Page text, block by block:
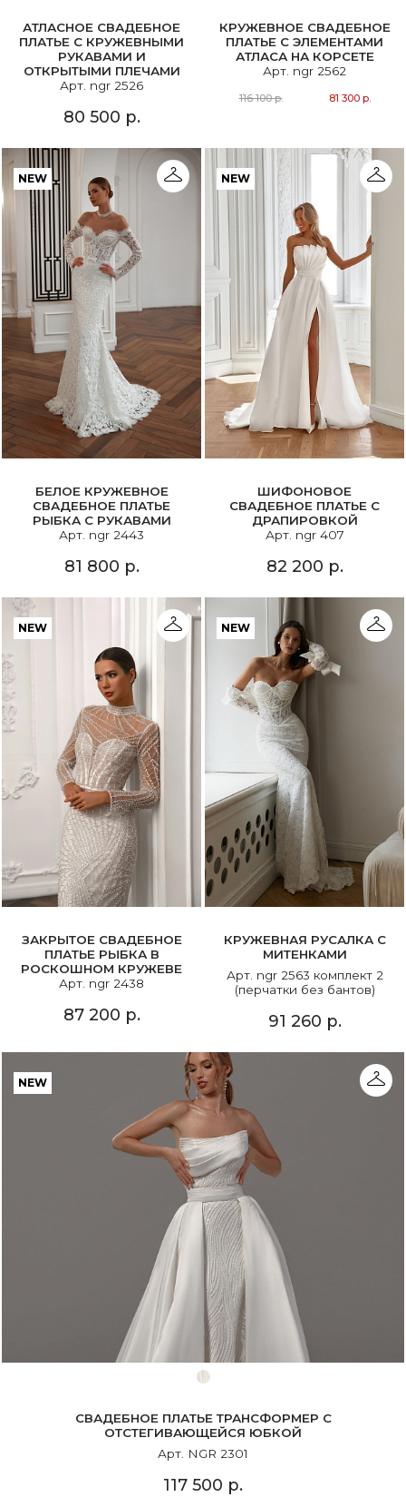
АТЛАСНОЕ СВАДЕБНОЕ
ПЛАТЬЕ С КРУЖЕВНЫМИ
РУКАВАМИ И
ОТКРЫТЫМИ ПЛЕЧАМИ
Арт. ngr 2526
80 500 р.
КРУЖЕВНОЕ СВАДЕБНОЕ
ПЛАТЬЕ С ЭЛЕМЕНТАМИ
АТЛАСА НА КОРСЕТЕ
Арт. ngr 2562
116 100 р. 81 300 р.
NEW
БЕЛОЕ КРУЖЕВНОЕ
СВАДЕБНОЕ ПЛАТЬЕ
РЫБКА С РУКАВАМИ
Арт. ngr 2443
81 800 р.
NEW
ШИФОНОВОЕ
СВАДЕБНОЕ ПЛАТЬЕ С
ДРАПИРОВКОЙ
Арт. ngr 407
82 200 р.
NEW
ЗАКРЫТОЕ СВАДЕБНОЕ
ПЛАТЬЕ РЫБКА В
РОСКОШНОМ КРУЖЕВЕ
Арт. ngr 2438
87 200 р.
NEW
КРУЖЕВНАЯ РУСАЛКА С
МИТЕНКАМИ
Арт. ngr 2563 комплект 2
(перчатки без бантов)
91 260 р.
NEW
СВАДЕБНОЕ ПЛАТЬЕ ТРАНСФОРМЕР С
ОТСТЕГИВАЮЩЕЙСЯ ЮБКОЙ
Арт. NGR 2301
117 500 р.